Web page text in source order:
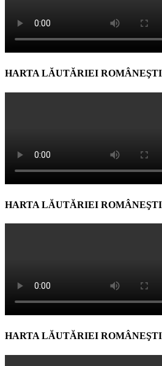
HARTA LĂUTĂRIEI
HARTA LĂUTĂRIEI
HARTA LĂUTĂRIEI